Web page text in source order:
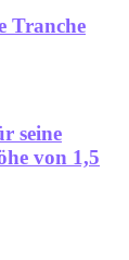
Tranche
seine
von 1,5